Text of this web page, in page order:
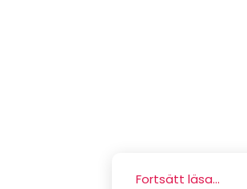
Fortsätt läsa...